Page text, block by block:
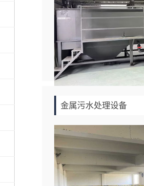
金属污水处理设备